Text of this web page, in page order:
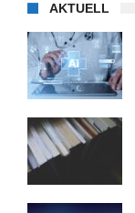
AKTUELL